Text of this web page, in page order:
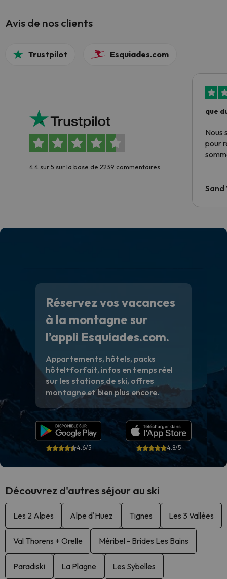
Avis de nos clients
Trustpilot Esquiades.com
4.4 sur 5 sur la base de 2239 commentaires
que
Nous
pour
Sand
Réservez vos vacances
à la montagne sur
l’appli Esquiades.com.
Appartements, hôtels, packs
hôtel+forfait, infos en temps réel
sur les stations de ski, offres
montagne et bien plus encore.
4.6/5 4.8/5
Découvrez d'autres séjour au ski
Les 2 Alpes Alpe d'Huez Tignes Les 3 Vallées
Val Thorens + Orelle Méribel - Brides Les Bains
Paradiski La Plagne Les Sybelles